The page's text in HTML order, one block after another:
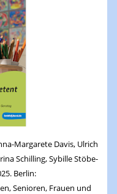
Margarete Davis, Ulrich
Schilling, Sybille Stöbe-
Berlin:
Senioren, Frauen und